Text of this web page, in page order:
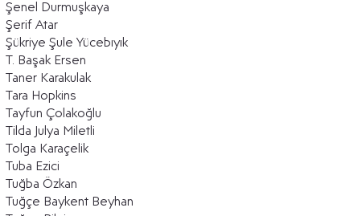
Şenel Durmuşkaya
Şerif Atar
Şükriye Şule Yücebıyık
T. Başak Ersen
Taner Karakulak
Tara Hopkins
Tayfun Çolakoğlu
Tilda Julya Miletli
Tolga Karaçelik
Tuba Ezici
Tuğba Özkan
Tuğçe Baykent Beyhan